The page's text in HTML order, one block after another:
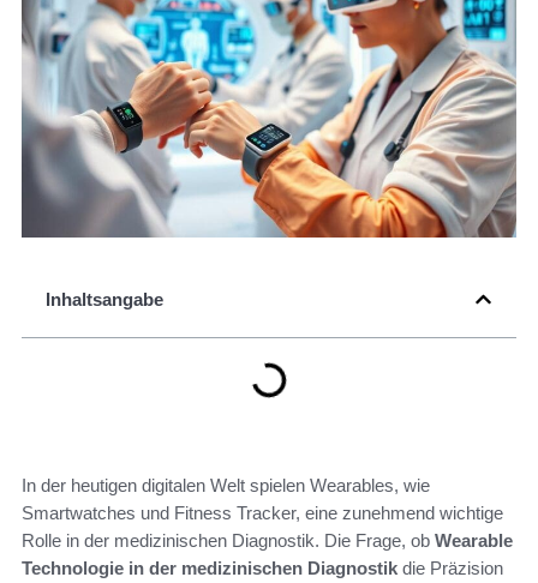
Inhaltsangabe
In der heutigen digitalen Welt spielen Wearables, wie
Smartwatches und Fitness Tracker, eine zunehmend wichtige
Rolle in der medizinischen Diagnostik. Die Frage, ob Wearable
Technologie in der medizinischen Diagnostik die Präzision